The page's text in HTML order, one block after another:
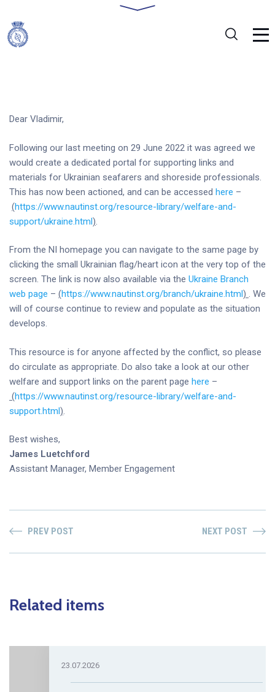
Dear Vladimir,
Following our last meeting on 29 June 2022 it was agreed we
would create a dedicated portal for supporting links and
materials for Ukrainian seafarers and shoreside professionals.
This has now been actioned, and can be accessed here –
(https://www.nautinst.org/resource-library/welfare-and-
support/ukraine.html)
From the NI homepage you can navigate to the same page by
clicking the small Ukrainian flag/heart icon at the very top of the
screen. The link is now also available via the Ukraine Branch
web page – (https://www.nautinst.org/branch/ukraine.html) . We
will of course continue to review and populate as the situation
develops.
This resource is for anyone affected by the conflict, so please
do circulate as appropriate. Do also take a look at our other
welfare and support links on the parent page here –
(https://www.nautinst.org/resource-library/welfare-and-
support.html)
Best wishes,
James Luetchford
Assistant Manager, Member Engagement
PREV POST NEXT POST
Related items
23.07.2026